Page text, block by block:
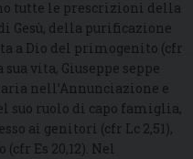
tutte le prescrizioni della
Gesù, della purificazione
a Dio del primogenito (cfr
vita, Giuseppe seppe
nell’Annunciazione e
suo ruolo di capo famiglia,
ai genitori (cfr Lc 2,51),
Es 20,12). Nel